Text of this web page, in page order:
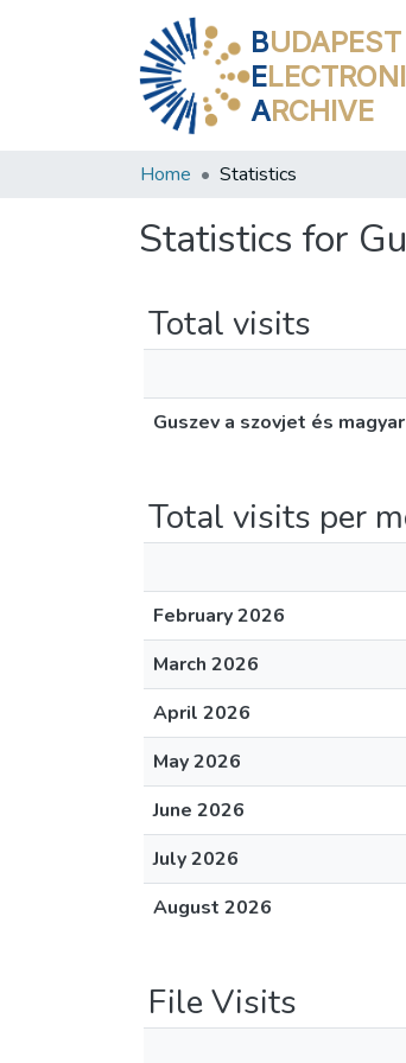
BUDAPEST
E
ARCHIVE
Home Statistics
Statistics for
Total visits
Guszev a szovjet és
Total visits per
February 2026
March 2026
April 2026
May 2026
June 2026
July 2026
August 2026
File Visits